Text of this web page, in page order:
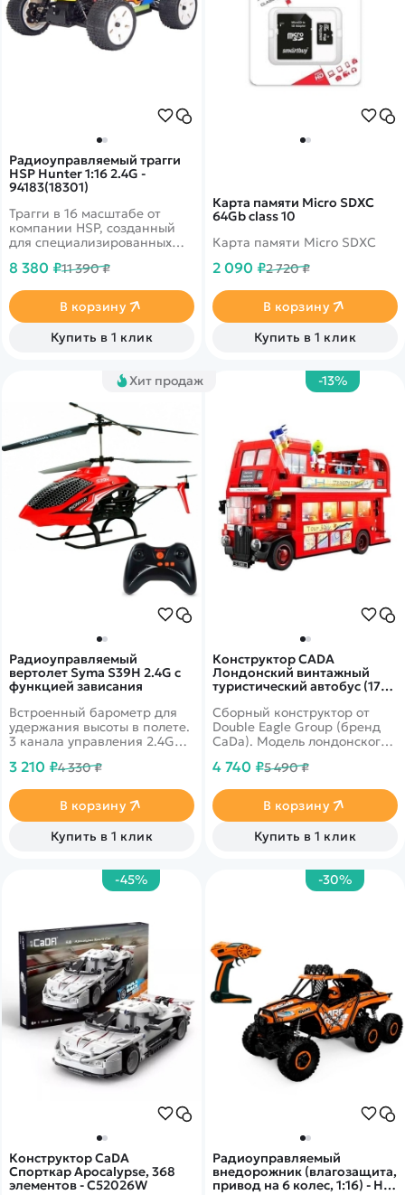
Карта памяти Micro SDXC
64Gb class 10
Карта памяти Micro SDXC
2 090 ₽2 720 ₽
В корзину
Купить в 1 клик
Радиоуправляемый трагги
HSP Hunter 1:16 2.4G -
94183(18301)
Трагги в 16 масштабе от
компании HSP, созданный
для специализированных
бездорожья. Установлен
двигатель и независимая
подвеска. Машина способна
развивать скорость до 28 км
в час. Время игры достигает
8 380 ₽11 390 ₽
В корзину
Купить в 1 клик
Хит продаж
Радиоуправляемый
вертолет Syma S39H 2.4G с
функцией зависания
Встроенный барометр для
удержания высоты в полете.
3 канала управления 2.4G
время полета до 12 минут
3 210 ₽4 330 ₽
В корзину
Купить в 1 клик
-13%
Конструктор CADA
Лондонский винтажный
туристический автобус (1770
Сборный конструктор от
Double Eagle Group (бренд
CaDa). Модель лондонского
автобуса из 1770 деталей,
открывающиеся двери. Есть
подсветка, конструкция -
модульная. Цвет - ярко-
красный.
4 740 ₽5 490 ₽
В корзину
Купить в 1 клик
-45%
Конструктор CaDA
Спорткар Apocalypse, 368
элементов - C52026W
-30%
Радиоуправляемый
внедорожник (влагозащита,
привод на 6 колес, 1:16) - HB-